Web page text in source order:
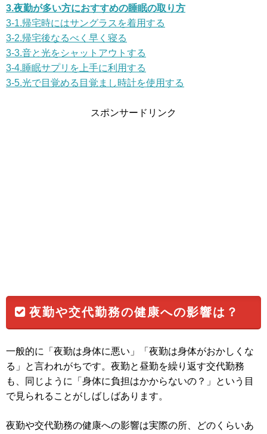
3.夜勤が多い方におすすめの睡眠の取り方
3-1.帰宅時にはサングラスを着用する
3-2.帰宅後なるべく早く寝る
3-3.音と光をシャットアウトする
3-4.睡眠サプリを上手に利用する
3-5.光で目覚める目覚まし時計を使用する
スポンサードリンク
夜勤や交代勤務の健康への影響は？
一般的に「夜勤は身体に悪い」「夜勤は身体がおかしくな
る」と言われがちです。夜勤と昼勤を繰り返す交代勤務
も、同じように「身体に負担はかからないの？」という目
で見られることがしばしばあります。
夜勤や交代勤務の健康への影響は実際の所、どのくらいあ